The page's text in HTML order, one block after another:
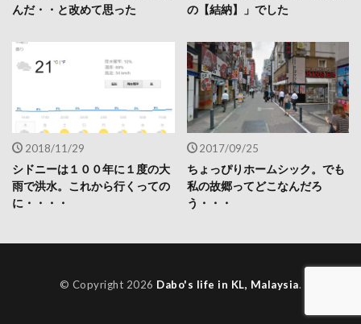
んだ・・と改めて思った
の【結納】」でした
2018/11/29
シドニーは１００年に１度の大
雨で洪水。これから行くっての
に・・・・
2017/09/25
ちょっぴりホームシック。でも
私の故郷ってどこなんだろ
う・・・
© Copyright 2026 Dabo's life in KL, Malaysia.